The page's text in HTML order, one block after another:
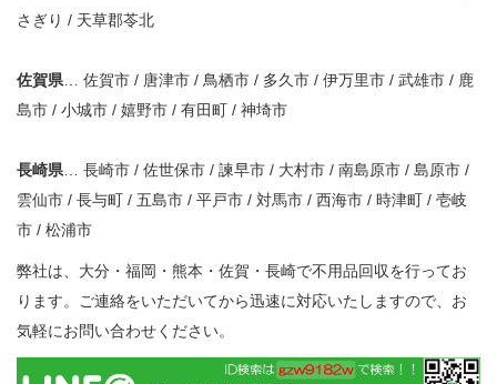
さぎり / 天草郡苓北
佐賀県 … 佐賀市 / 唐津市 / 鳥栖市 / 多久市 / 伊万里市 / 武雄市 / 鹿
島市 / 小城市 / 嬉野市 / 有田町 / 神埼市
長崎県 … 長崎市 / 佐世保市 / 諫早市 / 大村市 / 南島原市 / 島原市 /
雲仙市 / 長与町 / 五島市 / 平戸市 / 対馬市 / 西海市 / 時津町 / 壱岐
市 / 松浦市
弊社は、大分・福岡・熊本・佐賀・長崎で不用品回収を行ってお
ります。ご連絡をいただいてから迅速に対応いたしますので、お
気軽にお問い合わせください。